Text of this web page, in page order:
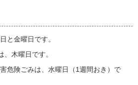
と金曜日です。
、木曜日です。
危険ごみは、水曜日（1週間おき）で